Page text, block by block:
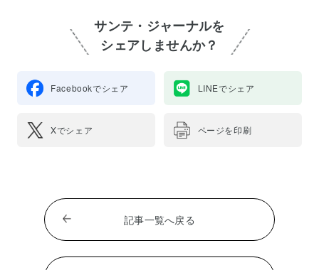
サンテ・ジャーナルを
シェアしませんか？
Facebookでシェア LINEでシェア
Xでシェア ページを印刷
記事一覧へ戻る